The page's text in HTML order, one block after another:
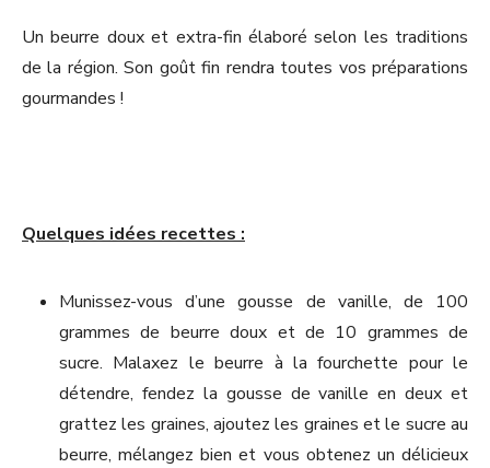
Un beurre doux et extra-fin élaboré selon les traditions
de la région. Son goût fin rendra toutes vos préparations
gourmandes !
Quelques idées recettes :
Munissez-vous d’une gousse de vanille, de 100
grammes de beurre doux et de 10 grammes de
sucre. Malaxez le beurre à la fourchette pour le
détendre, fendez la gousse de vanille en deux et
grattez les graines, ajoutez les graines et le sucre au
beurre, mélangez bien et vous obtenez un délicieux